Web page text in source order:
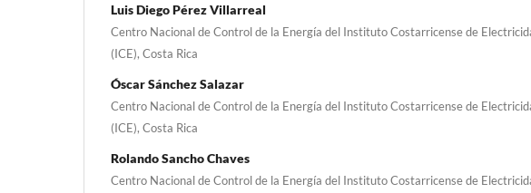
Luis Diego Pérez Villarreal
Centro Nacional de Control de la Energía del Instituto Costarricense de
(ICE), Costa Rica
Óscar Sánchez Salazar
Centro Nacional de Control de la Energía del Instituto Costarricense de
(ICE), Costa Rica
Rolando Sancho Chaves
Centro Nacional de Control de la Energía del Instituto Costarricense de